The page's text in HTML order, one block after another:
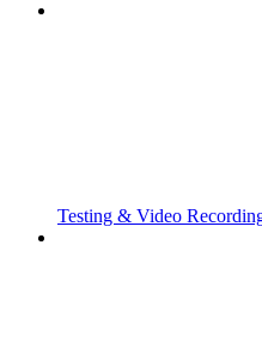
Testing & Video